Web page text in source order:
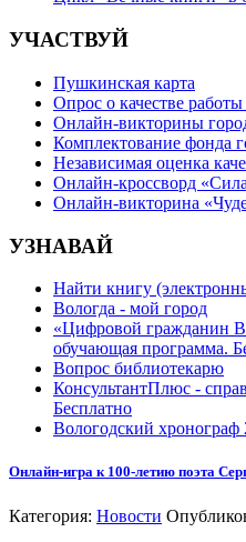
УЧАСТВУЙ
Пушкинская карта
Опрос о качестве работы
Онлайн-викторины
Комплектование фонда
Независимая оценка
Онлайн-кроссворд
Онлайн-викторина
УЗНАВАЙ
Найти книгу
Вологда - мой город
«Цифровой гражданин
обучающая программа.
Вопрос библиотекарю
КонсультантПлюс -
Бесплатно
Вологодский хронограф
Онлайн-игра к 100-летию поэта
Категория: Новости